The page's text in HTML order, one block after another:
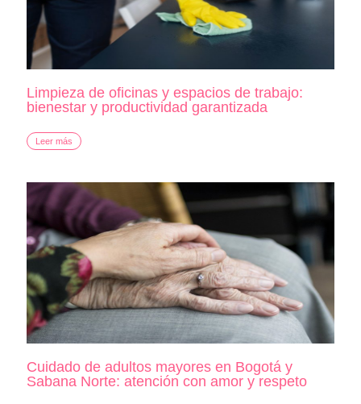
Limpieza de oficinas y espacios de trabajo:
bienestar y productividad garantizada
Leer más
Cuidado de adultos mayores en Bogotá y
Sabana Norte: atención con amor y respeto